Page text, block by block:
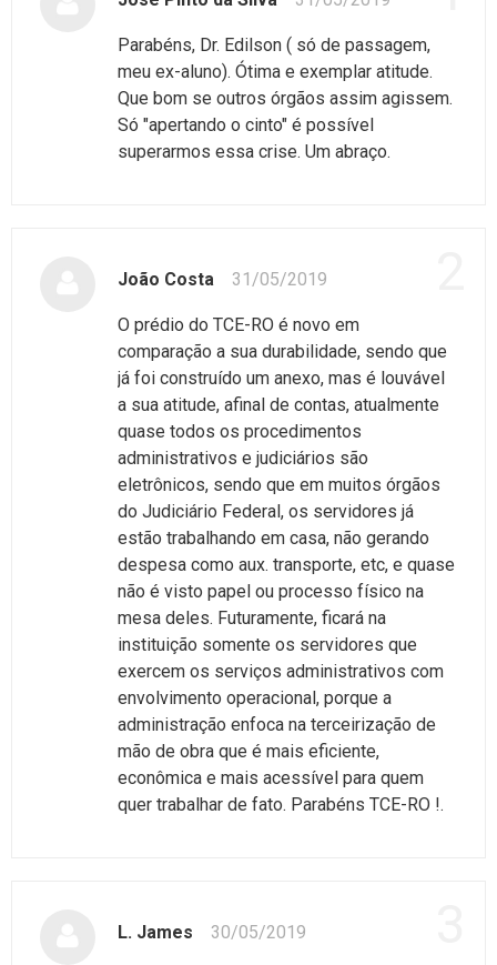
Parabéns, Dr. Edilson ( só de passagem,
meu ex-aluno). Ótima e exemplar atitude.
Que bom se outros órgãos assim agissem.
Só "apertando o cinto" é possível
superarmos essa crise. Um abraço.
João Costa 31/05/2019
O prédio do TCE-RO é novo em
comparação a sua durabilidade, sendo que
já foi construído um anexo, mas é louvável
a sua atitude, afinal de contas, atualmente
quase todos os procedimentos
administrativos e judiciários são
eletrônicos, sendo que em muitos órgãos
do Judiciário Federal, os servidores já
estão trabalhando em casa, não gerando
despesa como aux. transporte, etc, e quase
não é visto papel ou processo físico na
mesa deles. Futuramente, ficará na
instituição somente os servidores que
exercem os serviços administrativos com
envolvimento operacional, porque a
administração enfoca na terceirização de
mão de obra que é mais eficiente,
econômica e mais acessível para quem
quer trabalhar de fato. Parabéns TCE-RO !.
L. James 30/05/2019